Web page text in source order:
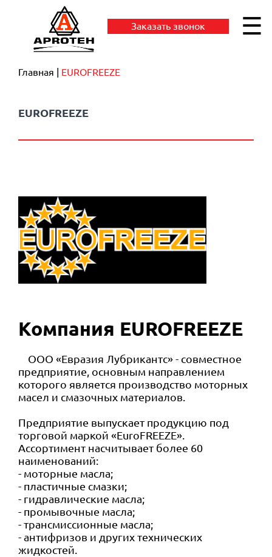
Заказать звонок ☰
Главная EUROFREEZE
EUROFREEZE
Компания EUROFREEZE
ООО «Евразия Лубрикантс» - совместное
предприятие, основным направлением
которого является производство моторных
масел и смазочных материалов.
Предприятие выпускает продукцию под
торговой маркой «EuroFREEZE».
Ассортимент насчитывает более 60
наименований:
- моторные масла;
- пластичные смазки;
- гидравлические масла;
- промывочные масла;
- трансмиссионные масла;
- антифризов и других технических
жидкостей.